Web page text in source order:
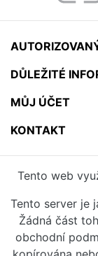
DŮLEŽITÉ
MŮJ ÚČET
KONTAKT
Tento web
Tento server je
Žádná část
obchodní